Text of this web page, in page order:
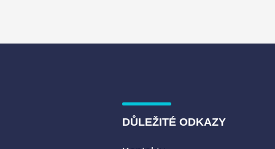
DŮLEŽITÉ ODKAZY